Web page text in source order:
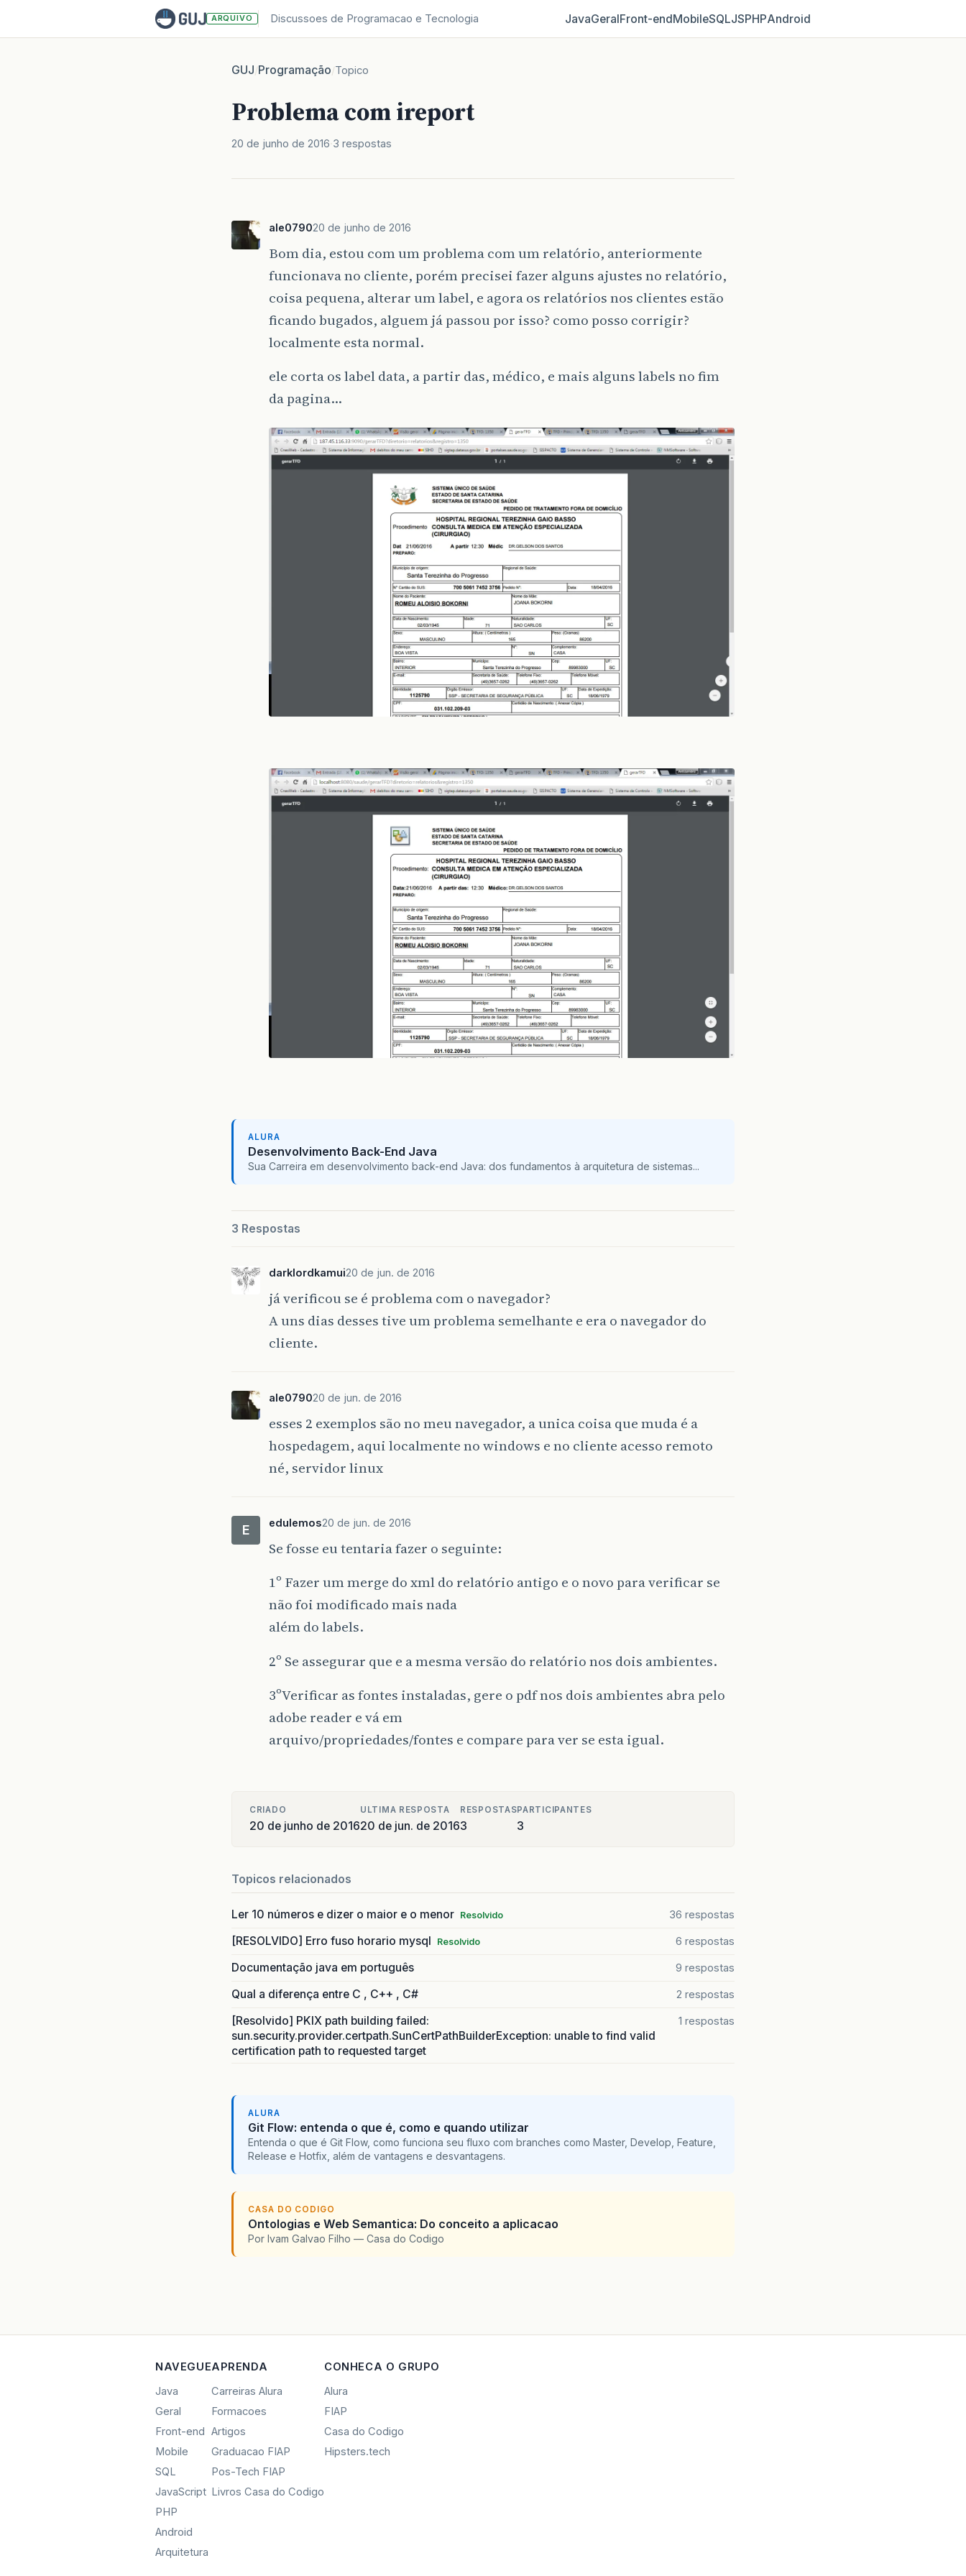
ARQUIVO Discussoes de Programacao e Tecnologia JavaGeralFront‑endMobileSQLJSPHPAndroid
GUJ/Programação/Topico
Problema com ireport
20 de junho de 2016 3 respostas
ale079020 de junho de 2016
Bom dia, estou com um problema com um relatório, anteriormente
funcionava no cliente, porém precisei fazer alguns ajustes no relatório,
coisa pequena, alterar um label, e agora os relatórios nos clientes estão
ficando bugados, alguem já passou por isso? como posso corrigir?
localmente esta normal.
ele corta os label data, a partir das, médico, e mais alguns labels no fim
da pagina…
ALURA
Desenvolvimento Back-End Java
Sua Carreira em desenvolvimento back-end Java: dos fundamentos à arquitetura de sistemas...
3 Respostas
darklordkamui20 de jun. de 2016
já verificou se é problema com o navegador?
A uns dias desses tive um problema semelhante e era o navegador do
cliente.
ale079020 de jun. de 2016
esses 2 exemplos são no meu navegador, a unica coisa que muda é a
hospedagem, aqui localmente no windows e no cliente acesso remoto
né, servidor linux
E edulemos20 de jun. de 2016
Se fosse eu tentaria fazer o seguinte:
1º Fazer um merge do xml do relatório antigo e o novo para verificar se
não foi modificado mais nada
além do labels.
2º Se assegurar que e a mesma versão do relatório nos dois ambientes.
3ºVerificar as fontes instaladas, gere o pdf nos dois ambientes abra pelo
adobe reader e vá em
arquivo/propriedades/fontes e compare para ver se esta igual.
CRIADO
20 de junho de 2016
ULTIMA RESPOSTA
20 de jun. de 2016
RESPOSTAS
3
PARTICIPANTES
3
Topicos relacionados
Ler 10 números e dizer o maior e o menor Resolvido 36 respostas
[RESOLVIDO] Erro fuso horario mysql Resolvido 6 respostas
Documentação java em português 9 respostas
Qual a diferença entre C , C++ , C# 2 respostas
[Resolvido] PKIX path building failed:
sun.security.provider.certpath.SunCertPathBuilderException: unable to find valid
certification path to requested target
1 respostas
ALURA
Git Flow: entenda o que é, como e quando utilizar
Entenda o que é Git Flow, como funciona seu fluxo com branches como Master, Develop, Feature,
Release e Hotfix, além de vantagens e desvantagens.
CASA DO CODIGO
Ontologias e Web Semantica: Do conceito a aplicacao
Por Ivam Galvao Filho — Casa do Codigo
NAVEGUE
Java
Geral
Front-end
Mobile
SQL
JavaScript
PHP
Android
Arquitetura
APRENDA
Carreiras Alura
Formacoes
Artigos
Graduacao FIAP
Pos-Tech FIAP
Livros Casa do Codigo
CONHECA O GRUPO
Alura
FIAP
Casa do Codigo
Hipsters.tech